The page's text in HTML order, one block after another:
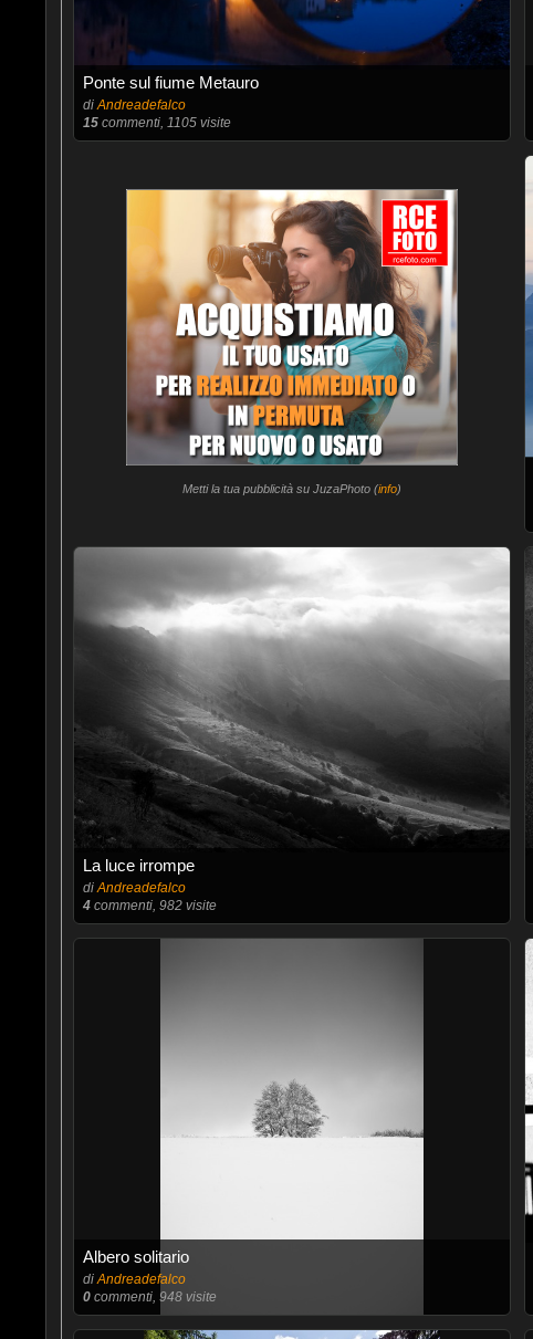
Ponte sul fiume Metauro
diAndreadefalco
15commenti, 1105 visite
Metti la tua pubblicità su JuzaPhoto (info)
La luce irrompe
diAndreadefalco
4commenti, 982 visite
Albero solitario
diAndreadefalco
0commenti, 948 visite